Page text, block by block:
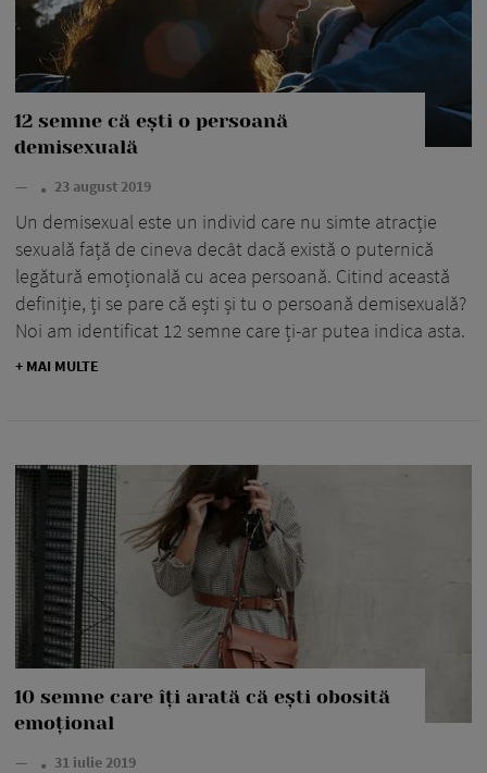
12 semne că ești o persoană
demisexuală
— 23 august 2019
Un demisexual este un individ care nu simte atracție
sexuală față de cineva decât dacă există o puternică
legătură emoțională cu acea persoană. Citind această
definiție, ți se pare că ești și tu o persoană demisexuală?
Noi am identificat 12 semne care ți-ar putea indica asta.
+ MAI MULTE
10 semne care îți arată că ești obosită
emoțional
— 31 iulie 2019